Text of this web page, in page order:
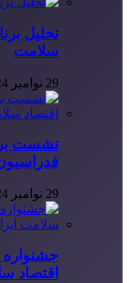
تحلیل
سلامت
29 نوامبر 2024
نشست
29 نوامبر 2024
اقتصاد